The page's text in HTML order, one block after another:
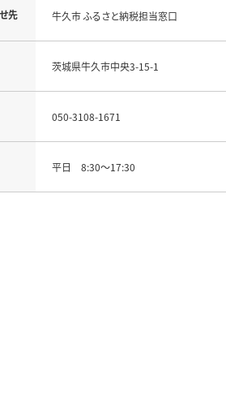
先 牛久市 ふるさと納税担当窓口
茨城県牛久市中央3-15-1
050-3108-1671
平日 8:30～17:30